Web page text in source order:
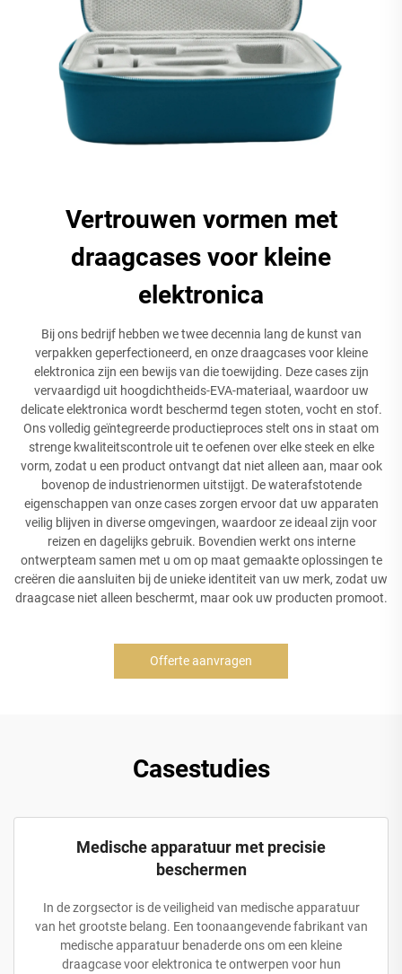
Vertrouwen vormen met
draagcases voor kleine
elektronica
Bij ons bedrijf hebben we twee decennia lang de kunst van
verpakken geperfectioneerd, en onze draagcases voor kleine
elektronica zijn een bewijs van die toewijding. Deze cases zijn
vervaardigd uit hoogdichtheids-EVA-materiaal, waardoor uw
delicate elektronica wordt beschermd tegen stoten, vocht en stof.
Ons volledig geïntegreerde productieproces stelt ons in staat om
strenge kwaliteitscontrole uit te oefenen over elke steek en elke
vorm, zodat u een product ontvangt dat niet alleen aan, maar ook
bovenop de industrienormen uitstijgt. De waterafstotende
eigenschappen van onze cases zorgen ervoor dat uw apparaten
veilig blijven in diverse omgevingen, waardoor ze ideaal zijn voor
reizen en dagelijks gebruik. Bovendien werkt ons interne
ontwerpteam samen met u om op maat gemaakte oplossingen te
creëren die aansluiten bij de unieke identiteit van uw merk, zodat uw
draagcase niet alleen beschermt, maar ook uw producten promoot.
Offerte aanvragen
Casestudies
Medische apparatuur met precisie
beschermen
In de zorgsector is de veiligheid van medische apparatuur
van het grootste belang. Een toonaangevende fabrikant van
medische apparatuur benaderde ons om een kleine
draagcase voor elektronica te ontwerpen voor hun